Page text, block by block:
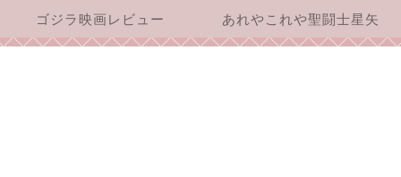
ゴジラ映画レビュー あれやこれや聖闘士星矢